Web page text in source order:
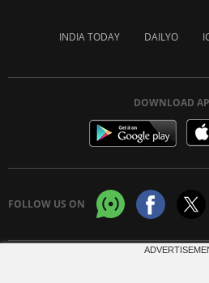
INDIA TODAY DAILYO
DOWNLOAD
FOLLOW US ON